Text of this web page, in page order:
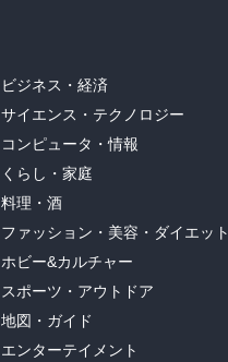
ビジネス・経済
サイエンス・テクノロジー
コンピュータ・情報
くらし・家庭
料理・酒
ファッション・美容・ダイエット
ホビー&カルチャー
スポーツ・アウトドア
地図・ガイド
エンターテイメント